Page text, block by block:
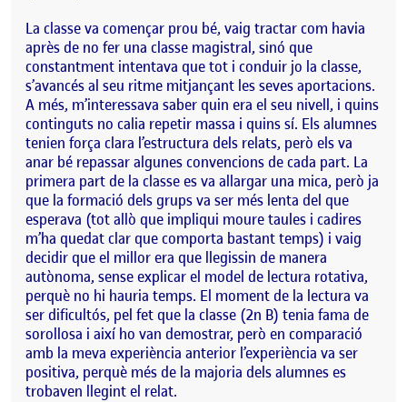
La classe va començar prou bé, vaig tractar com havia
après de no fer una classe magistral, sinó que
constantment intentava que tot i conduir jo la classe,
s’avancés al seu ritme mitjançant les seves aportacions.
A més, m’interessava saber quin era el seu nivell, i quins
continguts no calia repetir massa i quins sí. Els alumnes
tenien força clara l’estructura dels relats, però els va
anar bé repassar algunes convencions de cada part. La
primera part de la classe es va allargar una mica, però ja
que la formació dels grups va ser més lenta del que
esperava (tot allò que impliqui moure taules i cadires
m’ha quedat clar que comporta bastant temps) i vaig
decidir que el millor era que llegissin de manera
autònoma, sense explicar el model de lectura rotativa,
perquè no hi hauria temps. El moment de la lectura va
ser dificultós, pel fet que la classe (2n B) tenia fama de
sorollosa i així ho van demostrar, però en comparació
amb la meva experiència anterior l’experiència va ser
positiva, perquè més de la majoria dels alumnes es
trobaven llegint el relat.